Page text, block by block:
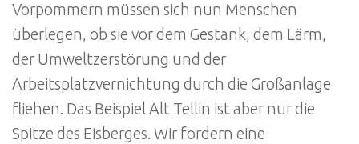
Vorpommern müssen sich nun Menschen
überlegen, ob sie vor dem Gestank, dem Lärm,
der Umweltzerstörung und der
Arbeitsplatzvernichtung durch die Großanlage
fliehen. Das Beispiel Alt Tellin ist aber nur die
Spitze des Eisberges. Wir fordern eine